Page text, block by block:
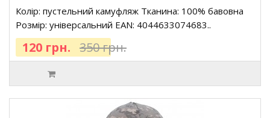
Колір: пустельний камуфляж Тканина: 100% бавовна
Розмір: універсальний EAN: 4044633074683..
120 грн. 350 грн.